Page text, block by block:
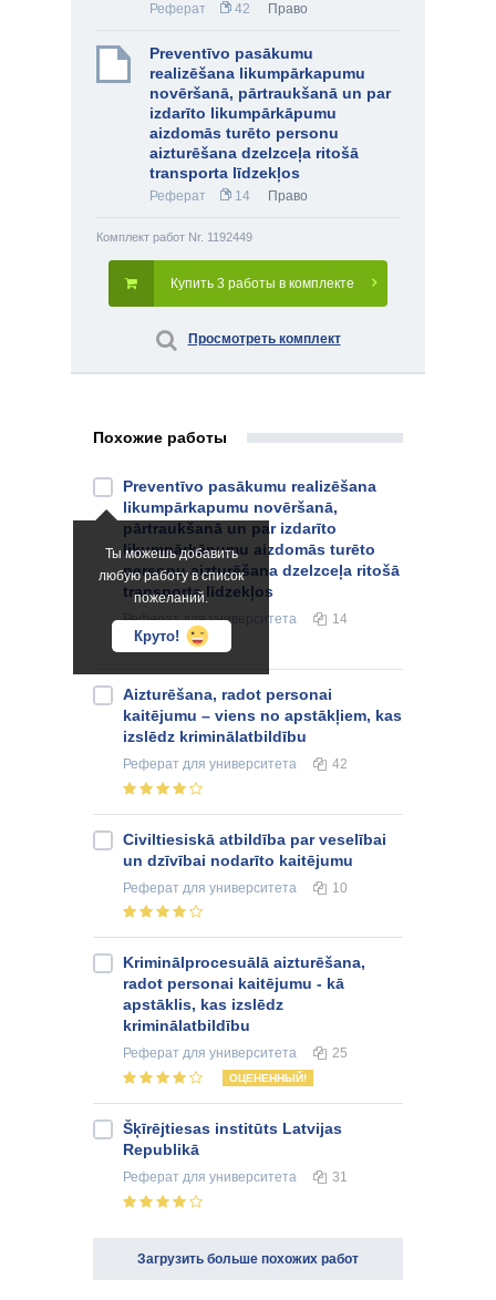
Реферат 42 Право
Preventīvo pasākumu
realizēšana likumpārkapumu
novēršanā, pārtraukšanā un par
izdarīto likumpārkāpumu
aizdomās turēto personu
aizturēšana dzelzceļa ritošā
transporta līdzekļos
Реферат 14 Право
Комплект работ Nr. 1192449
Купить 3 работы в комплекте
Просмотреть комплект
Похожие работы
Ты можешь добавить
любую работу в список
пожеланий.
Круто!
Preventīvo pasākumu realizēšana
likumpārkapumu novēršanā,
pārtraukšanā un par izdarīto
likumpārkāpumu aizdomās turēto
personu aizturēšana dzelzceļa ritošā
transporta līdzekļos
Рефератдля университета 14
Aizturēšana, radot personai
kaitējumu – viens no apstākļiem, kas
izslēdz kriminālatbildību
Реферат для университета 42
Civiltiesiskā atbildība par veselībai
un dzīvībai nodarīto kaitējumu
Реферат для университета 10
Kriminālprocesuālā aizturēšana,
radot personai kaitējumu - kā
apstāklis, kas izslēdz
kriminālatbildību
Реферат для университета 25
ОЦЕНЕННЫЙ!
Šķīrējtiesas institūts Latvijas
Republikā
Реферат для университета 31
Загрузить больше похожих работ